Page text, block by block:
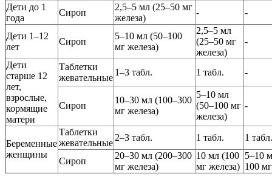
Дети до 1
года
Сироп
2,5–5 мл (25–50 мг
железа)
- -
Дети 1–12
лет
Сироп
5–10 мл (50–100
мг железа)
2,5–5 мл
(25–50 мг
железа)
-
Дети
старше 12
лет,
взрослые,
кормящие
матери
Таблетки
жевательные
1–3 табл. 1 табл. -
Сироп
10–30 мл (100–300
мг железа)
5–10 мл
(50–100 мг
железа)
-
Беременные
женщины
Таблетки
жевательные
2–3 табл. 1 табл. 1 табл.
Сироп
20–30 мл (200–300
мг железа)
10 мл (100
мг железа)
5–10
100